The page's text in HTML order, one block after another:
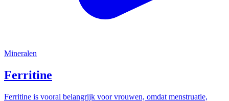
Mineralen
Ferritine
Ferritine is vooral belangrijk voor vrouwen, omdat menstruatie,